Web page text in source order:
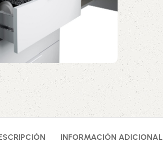
INFORMACIÓN ADICIONAL